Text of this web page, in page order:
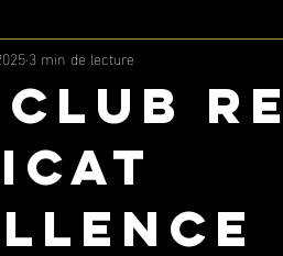
club
3 min de lecture